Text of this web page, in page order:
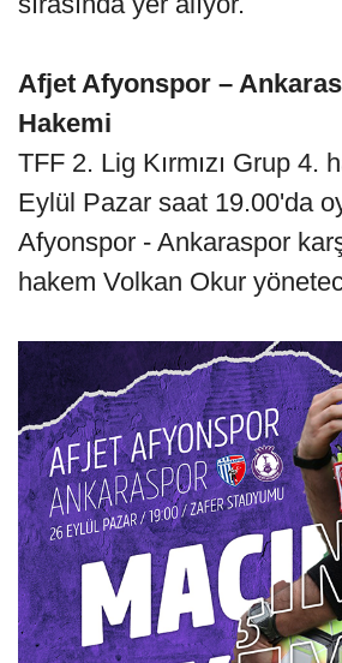
Afjet Afyonspor –
Hakemi
TFF 2. Lig Kırmızı Grup 4.
Eylül Pazar saat 19.00'da
Afyonspor - Ankaraspor
hakem Volkan Okur